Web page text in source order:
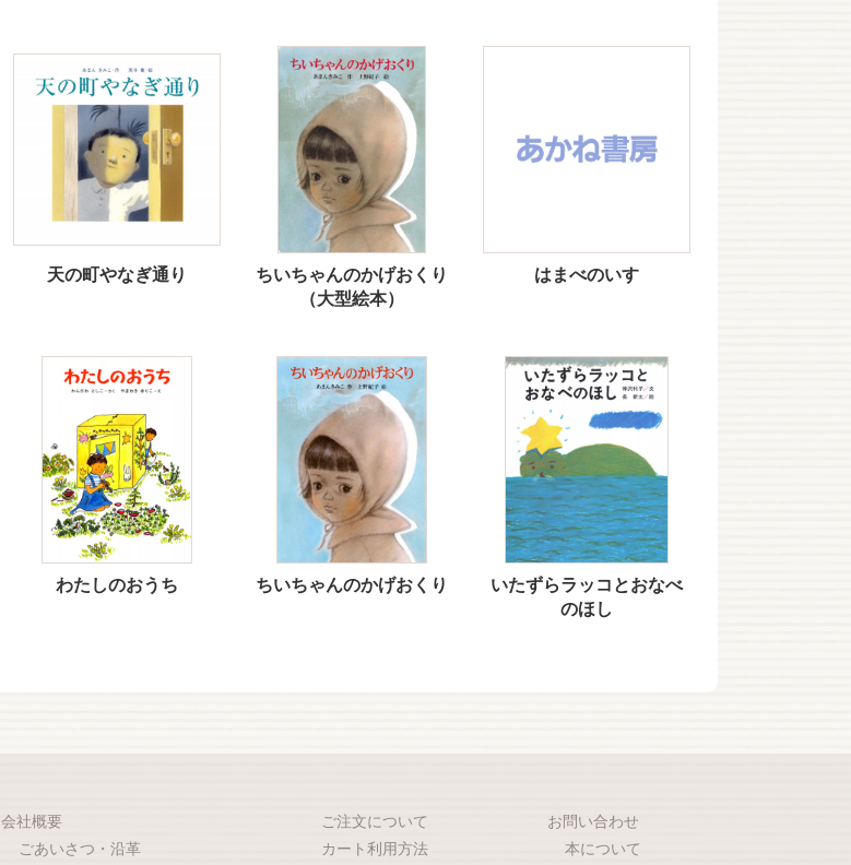
天の町やなぎ通り
ちいちゃんのかげおくり
（大型絵本）
はまべのいす
わたしのおうち ちいちゃんのかげおくり
いたずらラッコとおなべ
のほし
会社概要
ごあいさつ・沿革
ご注文について
カート利用方法
お問い合わせ
本について